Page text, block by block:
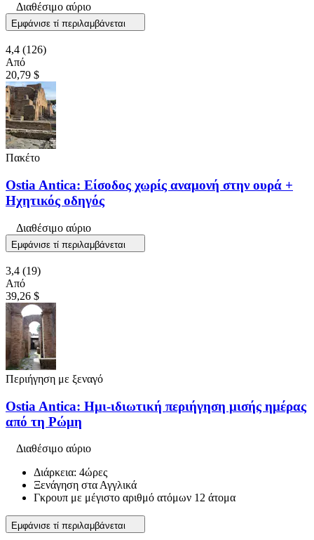
Διαθέσιμο αύριο
Εμφάνισε τί περιλαμβάνεται
4,4 (126)
Από
20,79 $
Πακέτο
Ostia Antica: Είσοδος χωρίς αναμονή στην ουρά +
Ηχητικός οδηγός
Διαθέσιμο αύριο
Εμφάνισε τί περιλαμβάνεται
3,4 (19)
Από
39,26 $
Περιήγηση με ξεναγό
Ostia Antica: Ημι-ιδιωτική περιήγηση μισής ημέρας
από τη Ρώμη
Διαθέσιμο αύριο
Διάρκεια: 4ώρες
Ξενάγηση στα Αγγλικά
Γκρουπ με μέγιστο αριθμό ατόμων 12 άτομα
Εμφάνισε τί περιλαμβάνεται